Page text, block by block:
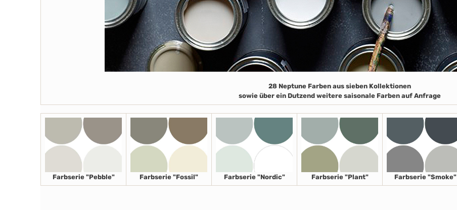
28 Neptune Farben aus sieben Kollektionen
sowie über ein Dutzend weitere saisonale Farben auf Anfrage
Farbserie "Pebble" Farbserie "Fossil" Farbserie "Nordic" Farbserie "Plant" Farbserie "Smoke"